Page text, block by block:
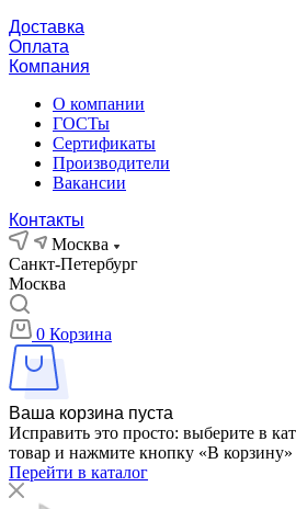
Доставка
Оплата
Компания
О компании
ГОСТы
Сертификаты
Производители
Вакансии
Контакты
Москва
Санкт-Петербург
Москва
0 Корзина
Ваша корзина пуста
Исправить это просто: выберите в
товар и нажмите кнопку «В корзину»
Перейти в каталог